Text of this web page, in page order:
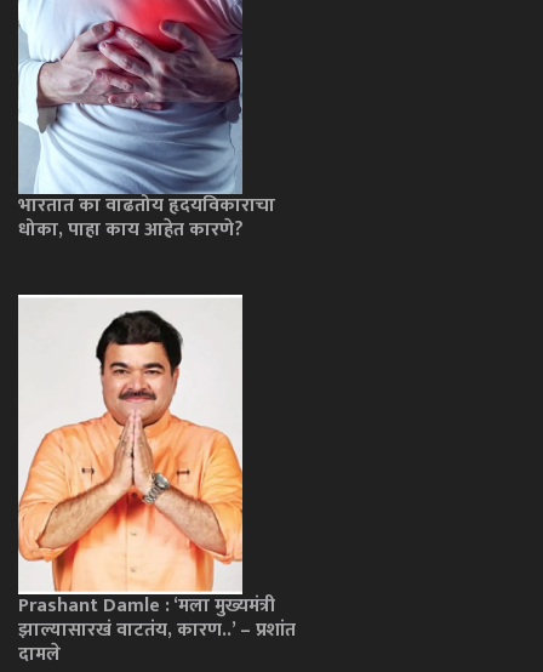
भारतात का वाढतोय हृदयविकाराचा
धोका, पाहा काय आहेत कारणे?
Prashant Damle : ‘मला मुख्यमंत्री
झाल्यासारखं वाटतंय, कारण..’ – प्रशांत
दामले